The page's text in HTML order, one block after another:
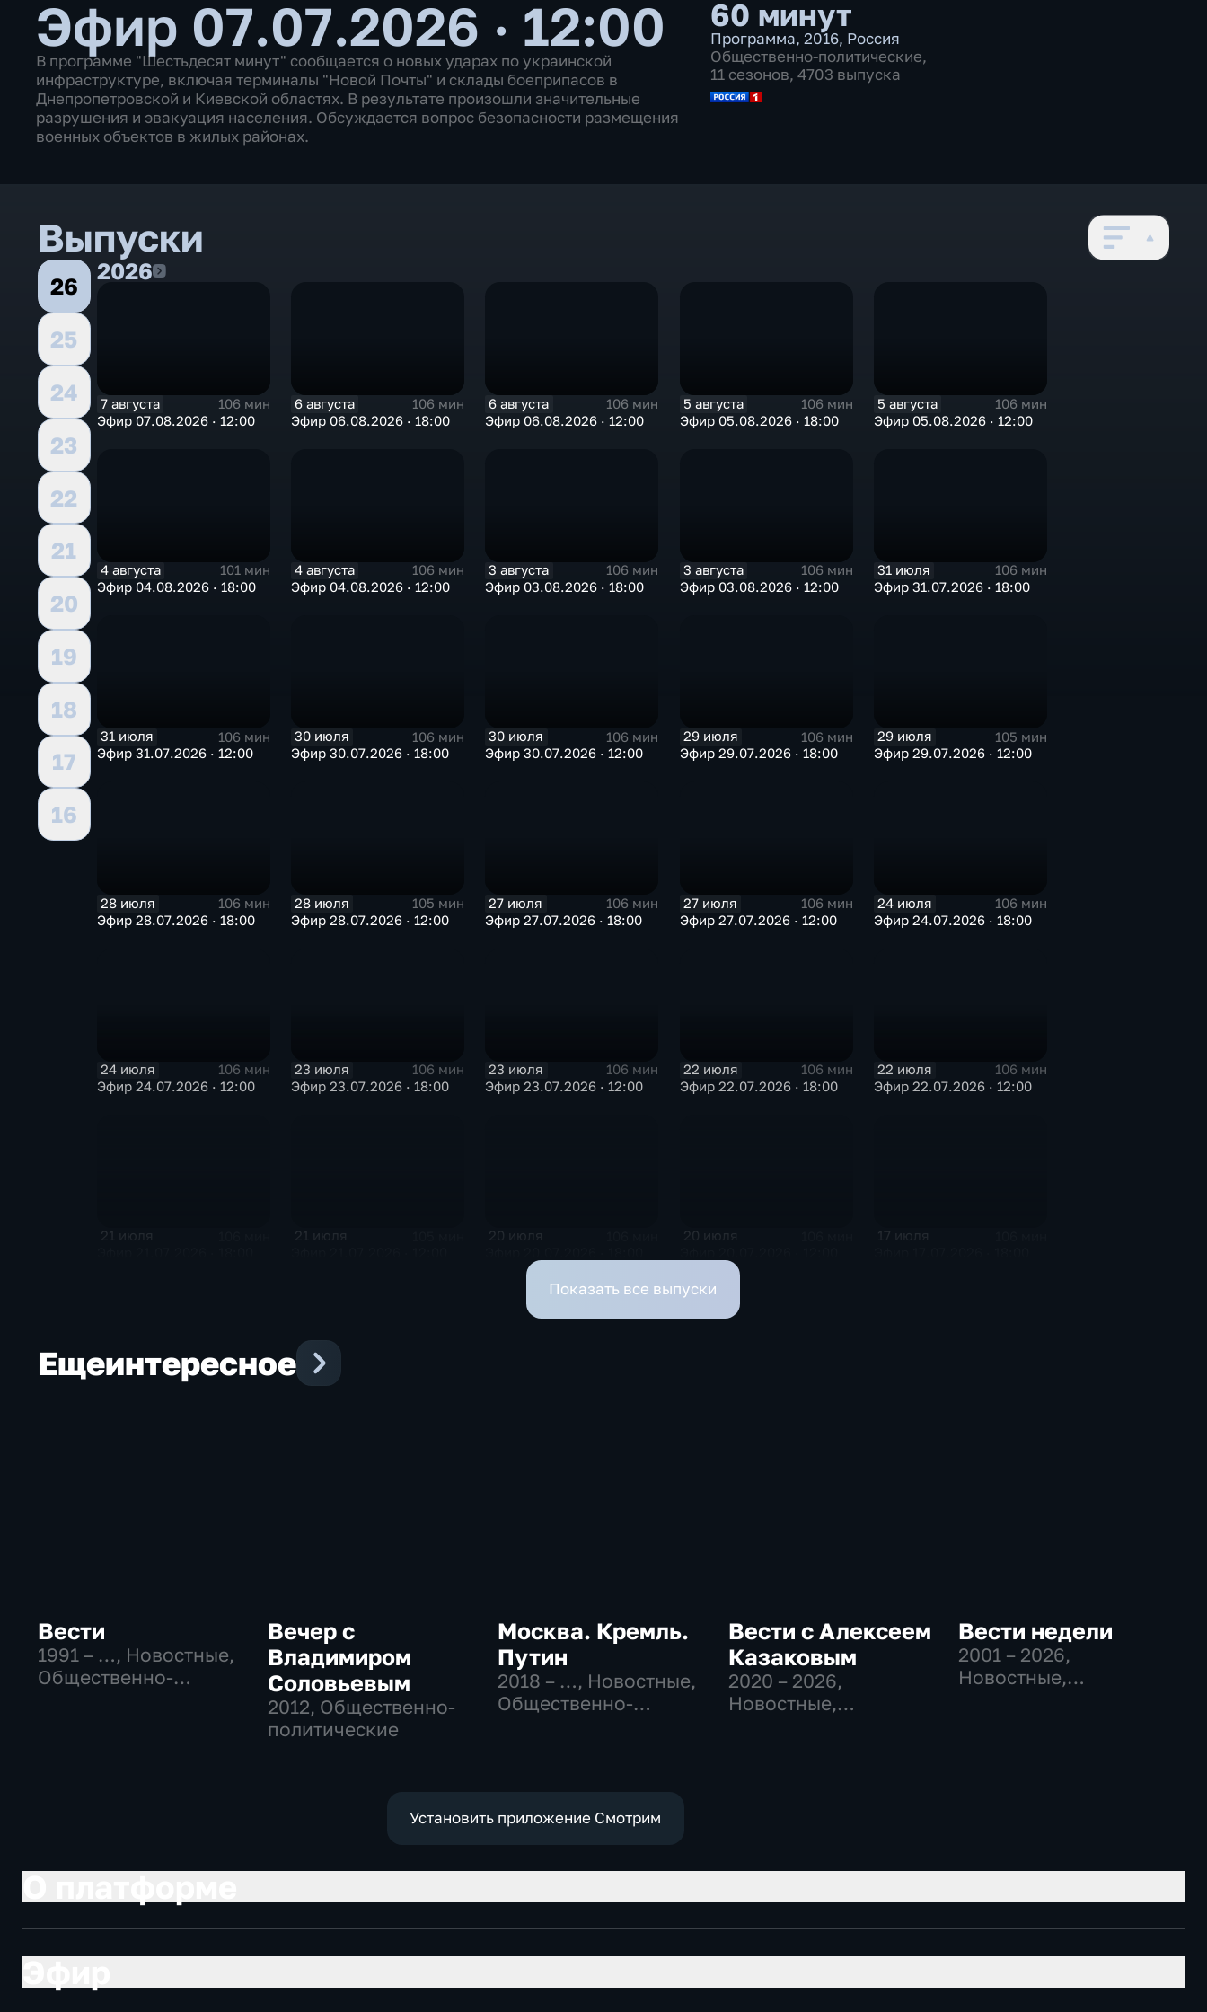
Эфир 07.07.2026 · 12:00
В программе "Шестьдесят минут" сообщается о новых ударах по украинской
инфраструктуре, включая терминалы "Новой Почты" и склады боеприпасов в
Днепропетровской и Киевской областях. В результате произошли значительные
разрушения и эвакуация населения. Обсуждается вопрос безопасности размещения
военных объектов в жилых районах.
60 минут
Программа, 2016, Россия
Общественно-политические,
11 сезонов, 4703 выпуска
Выпуски
26
25
24
23
22
21
20
19
18
17
16
20262026
7 августа
106 мин
Эфир 07.08.2026 · 12:00
6 августа
106 мин
Эфир 06.08.2026 · 18:00
6 августа
106 мин
Эфир 06.08.2026 · 12:00
5 августа
106 мин
Эфир 05.08.2026 · 18:00
5 августа
106 мин
Эфир 05.08.2026 · 12:00
4 августа
101 мин
Эфир 04.08.2026 · 18:00
4 августа
106 мин
Эфир 04.08.2026 · 12:00
3 августа
106 мин
Эфир 03.08.2026 · 18:00
3 августа
106 мин
Эфир 03.08.2026 · 12:00
31 июля
106 мин
Эфир 31.07.2026 · 18:00
31 июля
106 мин
Эфир 31.07.2026 · 12:00
30 июля
106 мин
Эфир 30.07.2026 · 18:00
30 июля
106 мин
Эфир 30.07.2026 · 12:00
29 июля
106 мин
Эфир 29.07.2026 · 18:00
29 июля
105 мин
Эфир 29.07.2026 · 12:00
28 июля
106 мин
Эфир 28.07.2026 · 18:00
28 июля
105 мин
Эфир 28.07.2026 · 12:00
27 июля
106 мин
Эфир 27.07.2026 · 18:00
27 июля
106 мин
Эфир 27.07.2026 · 12:00
24 июля
106 мин
Эфир 24.07.2026 · 18:00
24 июля
106 мин
Эфир 24.07.2026 · 12:00
23 июля
106 мин
Эфир 23.07.2026 · 18:00
23 июля
106 мин
Эфир 23.07.2026 · 12:00
22 июля
106 мин
Эфир 22.07.2026 · 18:00
22 июля
106 мин
Эфир 22.07.2026 · 12:00
21 июля 21 июля 20 июля 20 июля 17 июля
Показать все выпуски
Ещеинтересное
Вести
1991 – …, Новостные,
Общественно-
Вечер с
Владимиром
Соловьевым
2012, Общественно-
политические
Москва. Кремль.
Путин
2018 – …, Новостные,
Общественно-
Вести с Алексеем
Казаковым
2020 – 2026,
Новостные,
Вести недели
2001 – 2026,
Новостные,
Установить приложение Смотрим